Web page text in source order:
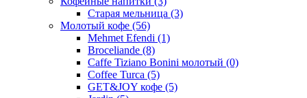
Старая мельница (3)
Молотый кофе (56)
Mehmet Efendi (1)
Broceliande (8)
Caffe Tiziano Bonini молотый (0)
Coffee Turca (5)
GET&JOY кофе (5)